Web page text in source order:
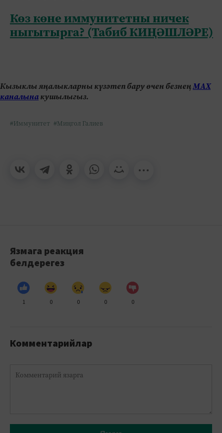
Көз көне иммунитетны ничек
ныгытырга? (Табиб КИҢӘШЛӘРЕ)
Кызыклы яңалыкларны күзәтеп бару өчен безнеңМАХ
каналынакушылыгыз.
#Иммунитет #Миңгол Галиев
Язмага реакция
белдерегез
1 0 0 0 0
Комментарийлар